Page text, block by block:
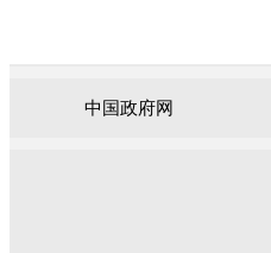
中国政府网